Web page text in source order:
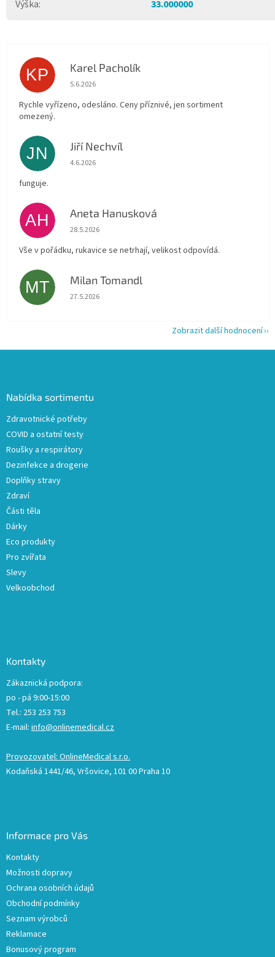
Výška: 33.000000
KP Karel Pacholík
Hodnocení obchodu je 4 z 5 hvězdiček.
5.6.2026
Rychle vyřízeno, odesláno. Ceny příznivé, jen sortiment
omezený.
JN Jiří Nechvíl
Hodnocení obchodu je 5 z 5 hvězdiček.
4.6.2026
funguje.
AH Aneta Hanusková
Hodnocení obchodu je 5 z 5 hvězdiček.
28.5.2026
Vše v pořádku, rukavice se netrhají, velikost odpovídá.
MT Milan Tomandl
Hodnocení obchodu je 5 z 5 hvězdiček.
27.5.2026
Zobrazit další hodnocení
Nabídka sortimentu
Zdravotnické potřeby
COVID a ostatní testy
Roušky a respirátory
Dezinfekce a drogerie
Doplňky stravy
Zdraví
Části těla
Dárky
Eco produkty
Pro zvířata
Slevy
Velkoobchod
Kontakty
Zákaznická podpora:
po - pá 9:00-15:00
Tel.: 253 253 753
E-mail: info@onlinemedical.cz
Provozovatel: OnlineMedical s.r.o.
Kodaňská 1441/46, Vršovice, 101 00 Praha 10
Informace pro Vás
Kontakty
Možnosti dopravy
Ochrana osobních údajů
Obchodní podmínky
Seznam výrobců
Reklamace
Bonusový program